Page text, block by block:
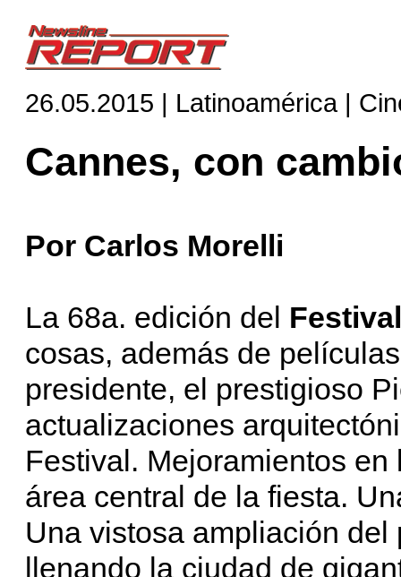
26.05.2015 | Latinoamérica |
Cannes, con
Por Carlos Morelli
La 68a. edición del
cosas, además de
presidente, el prestigioso
actualizaciones
Festival. Mejoramientos
área central de la fiesta.
Una vistosa ampliación
llenando la ciudad de